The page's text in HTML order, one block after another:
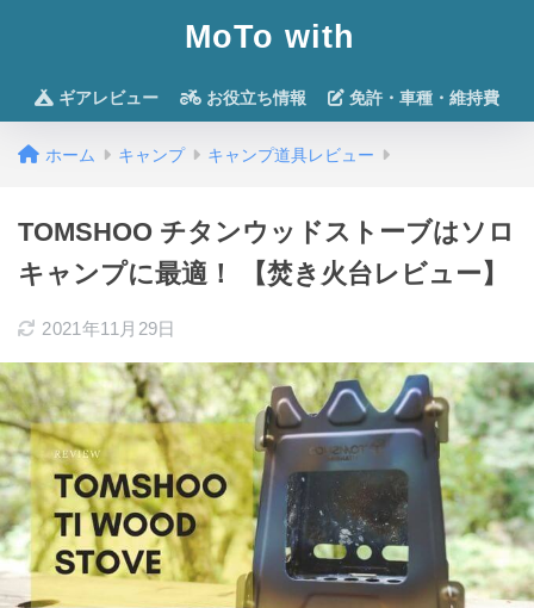
MoTo with
ギアレビュー お役立ち情報 免許・車種・維持費
ホーム キャンプ キャンプ道具レビュー
TOMSHOO チタンウッドストーブはソロ
キャンプに最適！ 【焚き火台レビュー】
2021年11月29日